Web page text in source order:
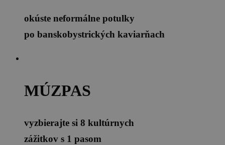
okúste neformálne potulky
po banskobystrických kaviarňach
MÚZPAS
vyzbierajte si 8 kultúrnych
zážitkov s 1 pasom